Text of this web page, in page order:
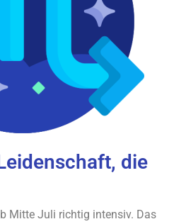
die
Mitte Juli richtig intensiv. Das